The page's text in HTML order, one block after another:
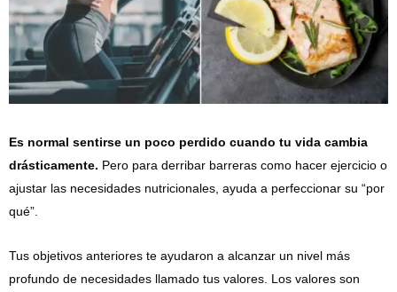
Es normal sentirse un poco perdido cuando tu vida cambia
drásticamente. Pero para derribar barreras como hacer ejercicio o
ajustar las necesidades nutricionales, ayuda a perfeccionar su “por
qué”.
Tus objetivos anteriores te ayudaron a alcanzar un nivel más
profundo de necesidades llamado tus valores. Los valores son